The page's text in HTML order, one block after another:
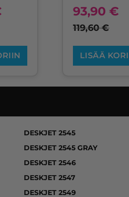
93,90€
119,60€
LISÄÄ
DESKJET 2545
DESKJET 2545 GRAY
DESKJET 2546
DESKJET 2547
DESKJET 2549